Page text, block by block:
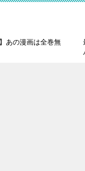
】あの漫画は全巻無